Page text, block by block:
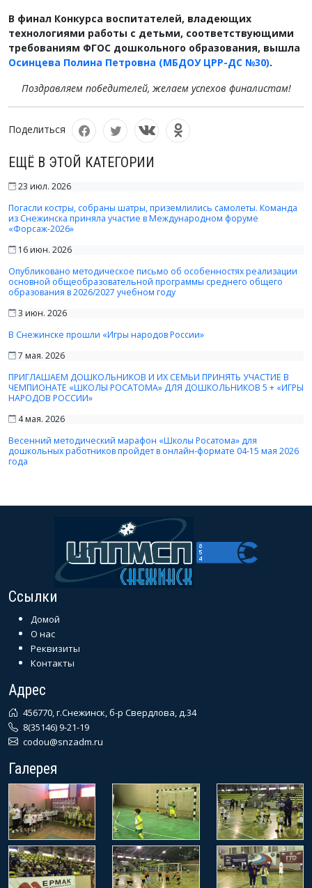
ЕЩЁ В ЭТОЙ КАТЕГОРИИ
23 июл. 2026
Погасли костры, собраны шатры, приземлились самолеты. Команда
из Снежинска приняла участие в Международном форуме
«Форсаж-2026»
16 июн. 2026
Опубликовано методическое письмо об особенностях реализации
основной общеобразовательной программы среднего общего
образования в 2026/2027 учебном году
3 июн. 2026
В Снежинске прошли «Игры народов России»
7 мая. 2026
ПРИГЛАШАЕМ ДОШКОЛЬНИКОВ И ИХ СЕМЬИ ПРИНЯТЬ УЧАСТИЕ В
ЧЕМПИОНАТЕ «ШКОЛЫ РОСАТОМА» ДЛЯ ДОШКОЛЬНИКОВ 5 + «ИГРЫ
НАРОДОВ РОССИИ»
4 мая. 2026
Весенний методический марафон «Школы Росатома» для
дошкольных работников пройдет в онлайн-формате 04-15 мая 2026
года
В финал Конкурса воспитателей, владеющих
технологиями работы с детьми, соответствующими
требованиям ФГОС дошкольного образования, вышла
Осинцева Полина Петровна (МБДОУ ЦРР-ДС №30).
Поздравляем победителей, желаем успехов финалистам!
Поделиться
Ссылки
Домой
О нас
Реквизиты
Контакты
Адрес
456770, г.Снежинск, б-р Свердлова, д.34
8(35146) 9-21-19
codou@snzadm.ru
Галерея